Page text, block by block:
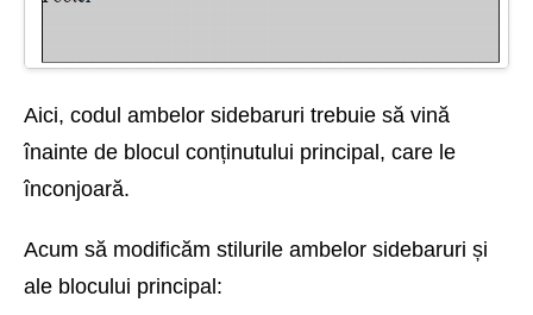
Aici, codul ambelor sidebaruri trebuie să vină
înainte de blocul conținutului principal, care le
înconjoară.
Acum să modificăm stilurile ambelor sidebaruri și
ale blocului principal: